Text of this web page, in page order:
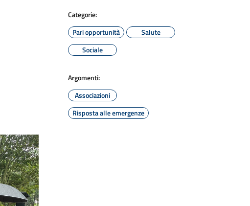
Categorie:
Pari opportunità
Salute
Sociale
Argomenti:
Associazioni
Risposta alle emergenze